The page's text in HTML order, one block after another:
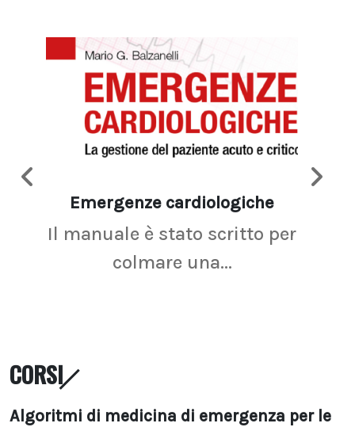
Emergenze cardiologiche
Il manuale è stato scritto per
colmare una...
CORSI
Algoritmi di medicina di emergenza per le